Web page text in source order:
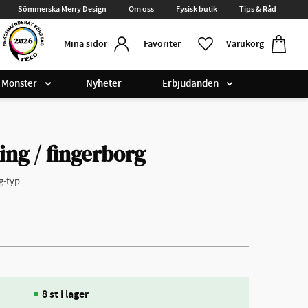
Sömmerska Merry Design Om oss Fysisk butik Tips & Råd
Mina sidor Favoriter Varukorg
Favoriter
Mönster Nyheter Erbjudanden
/ fingerborg
typ
8 st i lager